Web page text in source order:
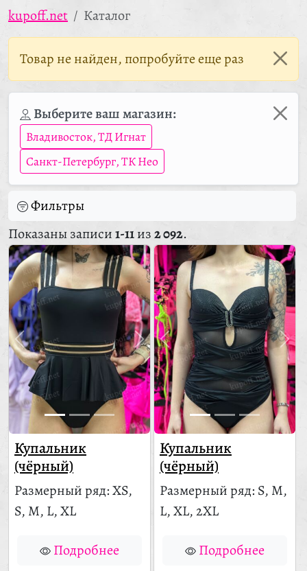
kupoff.net Каталог
Товар не найден, попробуйте еще раз
Выберите ваш магазин:
Владивосток, ТД Игнат
Санкт-Петербург, ТК Нео
Фильтры
Показаны записи1-11из2 092.
Купальник
(чёрный)
Размерный ряд: XS,
S, M, L, XL
Подробнее
Купальник
(чёрный)
Размерный ряд: S, M,
L, XL, 2XL
Подробнее